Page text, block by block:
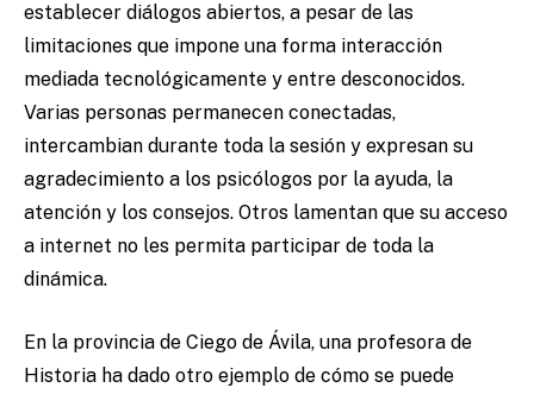
establecer diálogos abiertos, a pesar de las
limitaciones que impone una forma interacción
mediada tecnológicamente y entre desconocidos.
Varias personas permanecen conectadas,
intercambian durante toda la sesión y expresan su
agradecimiento a los psicólogos por la ayuda, la
atención y los consejos. Otros lamentan que su acceso
a internet no les permita participar de toda la
dinámica.
En la provincia de Ciego de Ávila, una profesora de
Historia ha dado otro ejemplo de cómo se puede